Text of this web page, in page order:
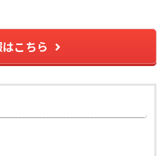
こちら